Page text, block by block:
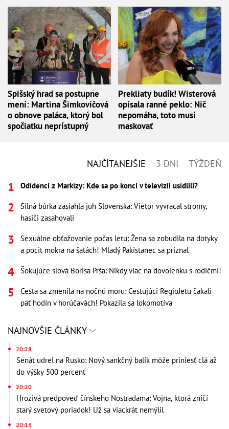
Spišský hrad sa postupne
mení: Martina Šimkovičová
o obnove paláca, ktorý bol
spočiatku neprístupný
Prekliaty budík! Wisterová
opísala ranné peklo: Nič
nepomáha, toto musí
maskovať
NAJČÍTANEJŠIE 3 DNI TÝŽDEŇ
Odídenci z Markízy: Kde sa po konci v televízii usídlili?
Silná búrka zasiahla juh Slovenska: Vietor vyvracal stromy,
hasiči zasahovali
Sexuálne obťažovanie počas letu: Žena sa zobudila na dotyky
a pocit mokra na šatách! Mladý Pakistanec sa priznal
Šokujúce slová Borisa Prša: Nikdy viac na dovolenku s rodičmi!
Cesta sa zmenila na nočnú moru: Cestujúci RegioJetu čakali
päť hodín v horúčavách! Pokazila sa lokomotíva
NAJNOVŠIE ČLÁNKY
20:28
Senát udrel na Rusko: Nový sankčný balík môže priniesť clá až
do výšky 500 percent
20:20
Hrozivá predpoveď čínskeho Nostradama: Vojna, ktorá zničí
starý svetový poriadok! Už sa viackrát nemýlil
20:13